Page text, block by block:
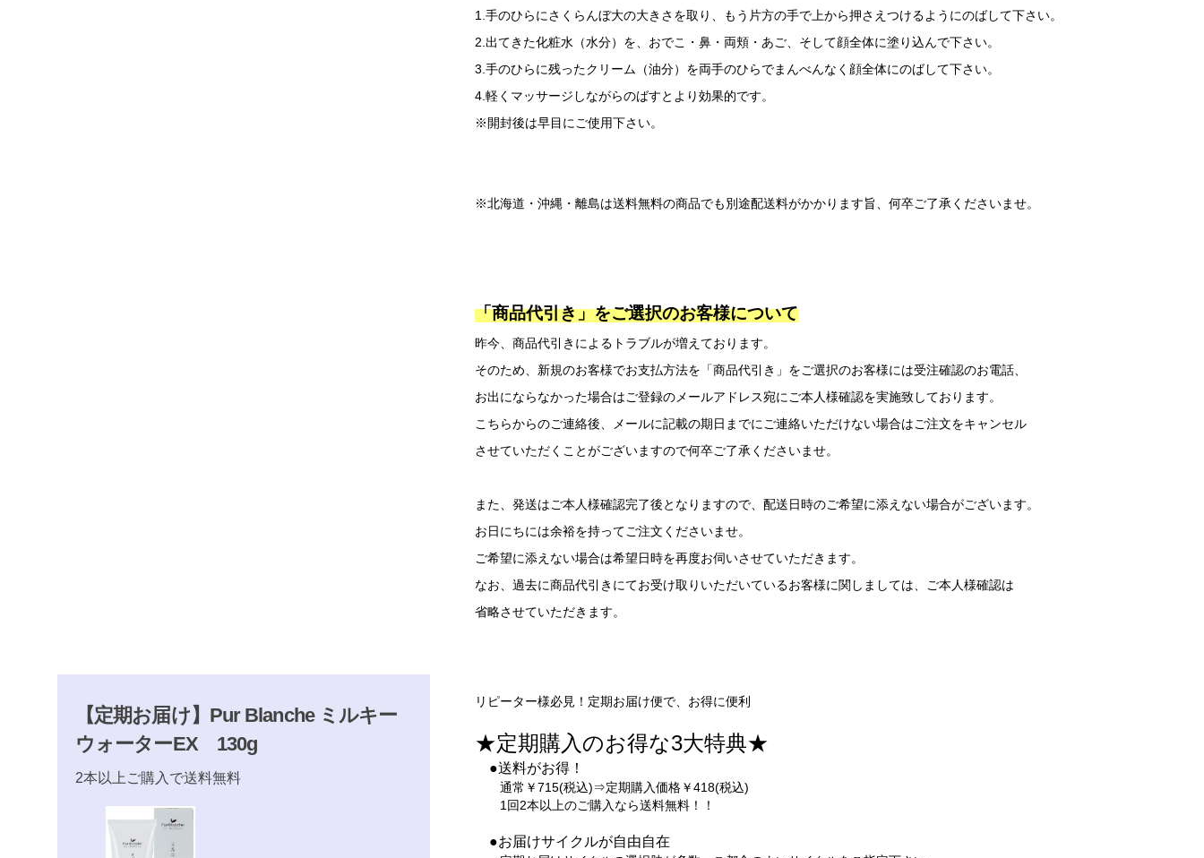
1.手のひらにさくらんぼ大の大きさを取り、もう片方の手で上から押さえつけるようにのばして下さい。
2.出てきた化粧水（水分）を、おでこ・鼻・両頬・あご、そして顔全体に塗り込んで下さい。
3.手のひらに残ったクリーム（油分）を両手のひらでまんべんなく顔全体にのばして下さい。
4.軽くマッサージしながらのばすとより効果的です。
※開封後は早目にご使用下さい。
※北海道・沖縄・離島は送料無料の商品でも別途配送料がかかります旨、何卒ご了承くださいませ。
「商品代引き」をご選択のお客様について
昨今、商品代引きによるトラブルが増えております。
そのため、新規のお客様でお支払方法を「商品代引き」をご選択のお客様には受注確認のお電話、
お出にならなかった場合はご登録のメールアドレス宛にご本人様確認を実施致しております。
こちらからのご連絡後、メールに記載の期日までにご連絡いただけない場合はご注文をキャンセル
させていただくことがございますので何卒ご了承くださいませ。
また、発送はご本人様確認完了後となりますので、配送日時のご希望に添えない場合がございます。
お日にちには余裕を持ってご注文くださいませ。
ご希望に添えない場合は希望日時を再度お伺いさせていただきます。
なお、過去に商品代引きにてお受け取りいただいているお客様に関しましては、ご本人様確認は
省略させていただきます。
【定期お届け】Pur Blanche ミルキー
ウォーターEX 130g
2本以上ご購入で送料無料
リピーター様必見！定期お届け便で、お得に便利
★定期購入のお得な3大特典★
●送料がお得！
通常￥715(税込)⇒定期購入価格￥418(税込)
1回2本以上のご購入なら送料無料！！
●お届けサイクルが自由自在